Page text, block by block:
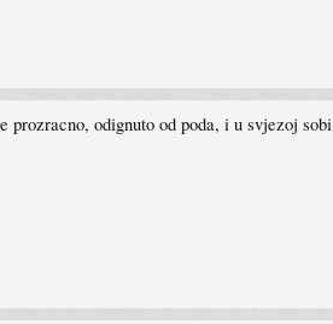
odignuto od poda, i u svjezoj sobi